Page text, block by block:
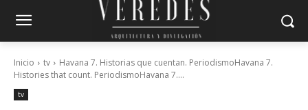
Inicio tv
Havana 7. Historias que cuentan. PeriodismoHavana 7.
Histories that count. PeriodismoHavana 7....
tv